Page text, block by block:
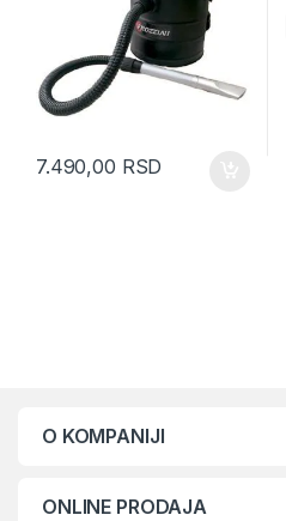
7.490,00 RSD
O KOMPANIJI
ONLINE PRODAJA